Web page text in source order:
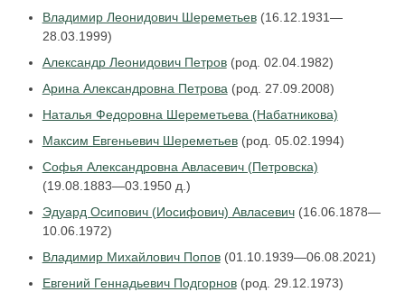
Владимир Леонидович Шереметьев(16.12.1931—
28.03.1999)
Александр Леонидович Петров(род. 02.04.1982)
Арина Александровна Петрова(род. 27.09.2008)
Наталья Федоровна Шереметьева (Набатникова)
Максим Евгеньевич Шереметьев(род. 05.02.1994)
Софья Александровна Авласевич (Петровска)
(19.08.1883—03.1950 д.)
Эдуард Осипович (Иосифович) Авласевич(16.06.1878—
10.06.1972)
Владимир Михайлович Попов(01.10.1939—06.08.2021)
Евгений Геннадьевич Подгорнов(род. 29.12.1973)